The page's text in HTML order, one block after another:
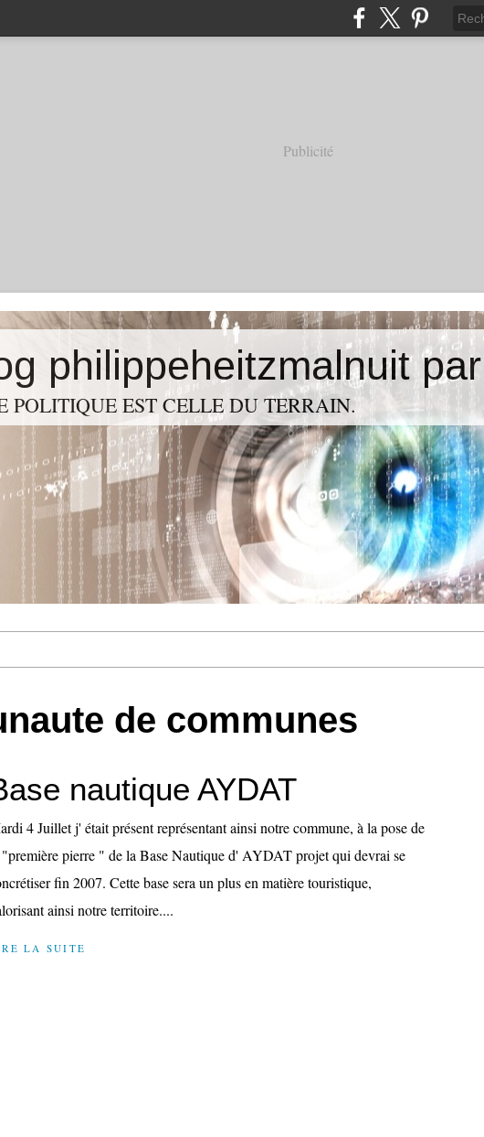
Publicité
philippeheitzmalnuit
POLITIQUE EST CELLE DU TERRAIN.
de communes
nautique AYDAT
4 Juillet j' était présent représentant ainsi notre commune, à la pose de
pierre " de la Base Nautique d' AYDAT projet qui devrai se
fin 2007. Cette base sera un plus en matière touristique,
ainsi notre territoire....
LA SUITE